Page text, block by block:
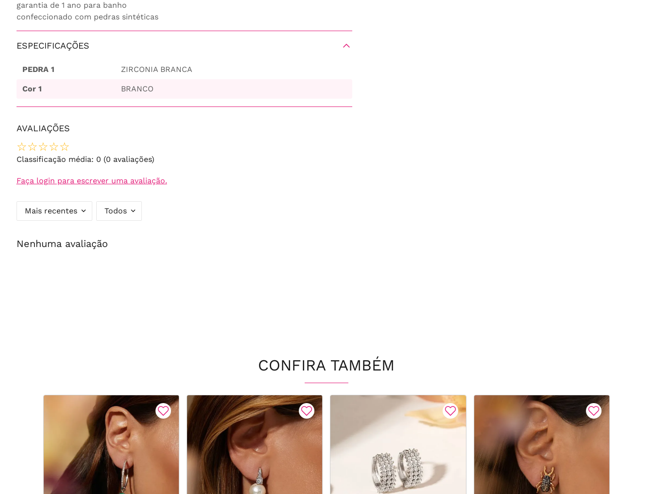
garantia de 1 ano para banho
confeccionado com pedras sintéticas
ESPECIFICAÇÕES
PEDRA 1 ZIRCONIA BRANCA
Cor 1 BRANCO
AVALIAÇÕES
☆☆☆☆☆
Classificação média: 0 (0 avaliações)
Faça login para escrever uma avaliação.
Mais recentes Todos
Nenhuma avaliação
CONFIRA TAMBÉM